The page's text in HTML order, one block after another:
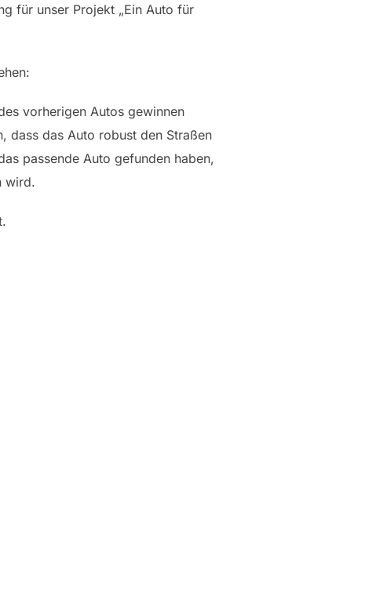
für unser Projekt „Ein Auto für
vorherigen Autos gewinnen
dass das Auto robust den Straßen
passende Auto gefunden haben,
wird.